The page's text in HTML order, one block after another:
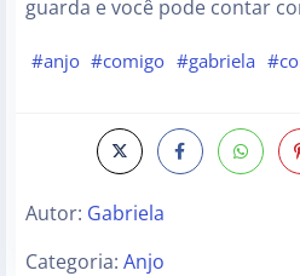
guarda e você pode contar
#anjo #comigo #gabriela
Autor: Gabriela
Categoria: Anjo